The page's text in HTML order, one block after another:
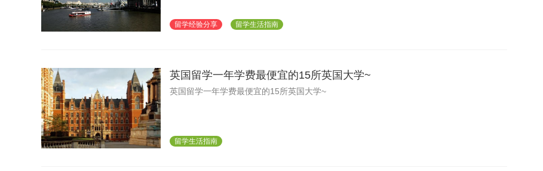
留学经验分享 留学生活指南
英国留学一年学费最便宜的15所英国大学~
英国留学一年学费最便宜的15所英国大学~
留学生活指南